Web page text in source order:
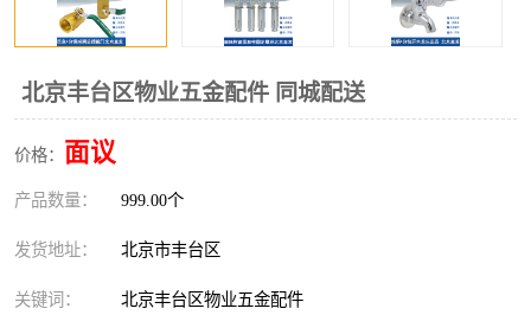
北京丰台区物业五金配件 同城配送
价格： 面议
产品数量： 999.00个
发货地址： 北京市丰台区
关键词： 北京丰台区物业五金配件